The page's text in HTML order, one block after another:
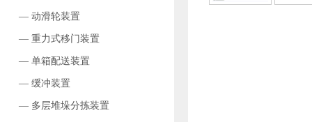
— 动滑轮装置
— 重力式移门装置
— 单箱配送装置
— 缓冲装置
— 多层堆垛分拣装置